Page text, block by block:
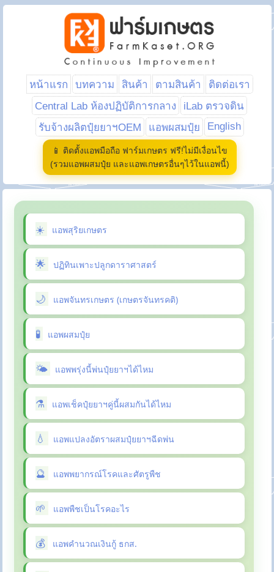
หน้าแรก บทความ สินค้า ตามสินค้า
ติดต่อเรา
Central Lab ห้องปฏิบัติการกลาง
iLab ตรวจดิน
รับจ้างผลิตปุ๋ยยาฯOEM
แอพผสมปุ๋ย English
📱 ติดตั้งแอพมือถือ ฟาร์มเกษตร ฟรี!ไม่มีเงื่อนไข
(รวมแอพผสมปุ๋ย และแอพเกษตรอื่นๆไว้ในแอพนี้)
แอพสุริยเกษตร
ปฏิทินเพาะปลูกดาราศาสตร์
แอพจันทรเกษตร (เกษตรจันทรคติ)
แอพผสมปุ๋ย
แอพพรุ่งนี้พ่นปุ๋ยยาฯได้ไหม
แอพเช็คปุ๋ยยาฯคู่นี้ผสมกันได้ไหม
แอพแปลงอัตราผสมปุ๋ยยาฯฉีดพ่น
แอพพยากรณ์โรคและศัตรูพืช
แอพพืชเป็นโรคอะไร
แอพคำนวณเงินกู้ ธกส.